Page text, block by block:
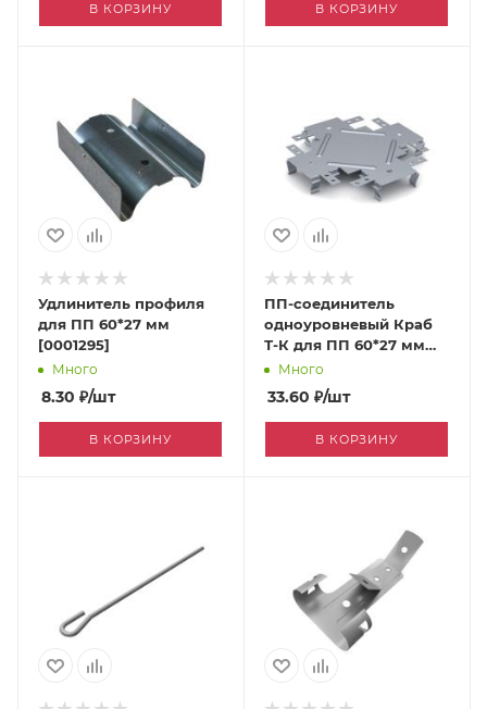
В КОРЗИНУ В КОРЗИНУ
Удлинитель профиля
для ПП 60*27 мм
[0001295]
Много
8.30 ₽/шт
В КОРЗИНУ
ПП-соединитель
одноуровневый Краб
Т-К для ПП 60*27 мм
0,9 [0011112]
Много
33.60 ₽/шт
В КОРЗИНУ